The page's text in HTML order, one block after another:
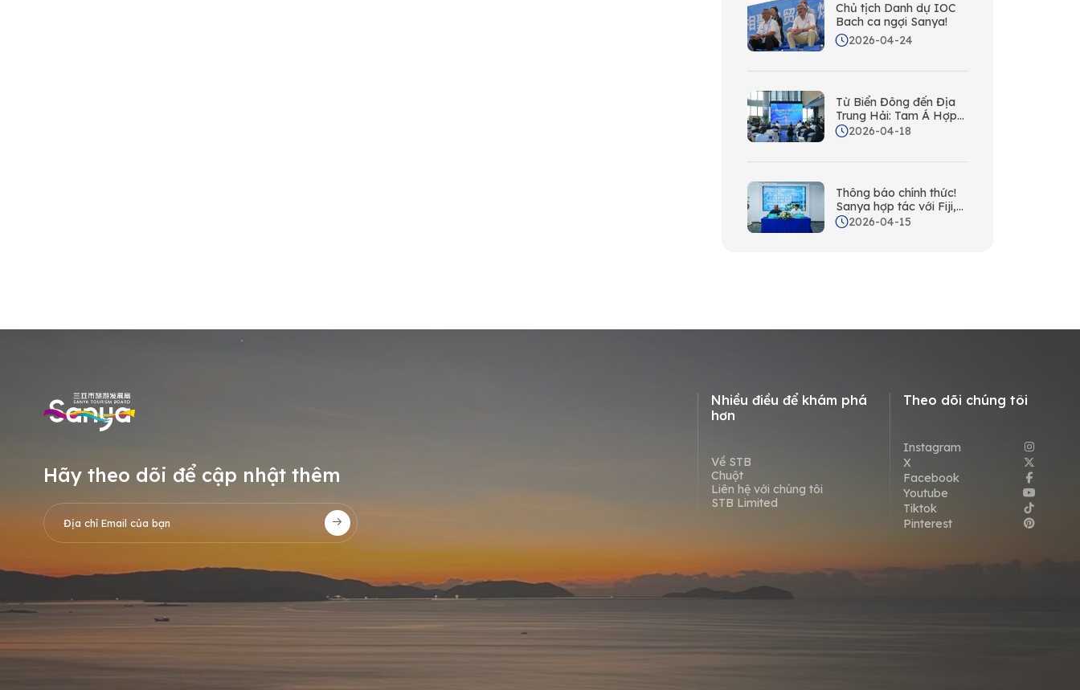
Chủ tịch Danh dự IOC
Bach ca ngợi Sanya!
2026-04-24
Từ Biển Đông đến Địa
Trung Hải: Tam Á Hợp
tác với Ban Du lịch
2026-04-18
Thông báo chính thức!
Sanya hợp tác với Fiji,
bổ sung một đối tác
2026-04-15
Hãy theo dõi để cập nhật thêm
Nhiều điều để khám phá
hơn
Về STB
Chuột
Liên hệ với chúng tôi
STB Limited
Theo dõi chúng tôi
Instagram
X
Facebook
Youtube
Tiktok
Pinterest